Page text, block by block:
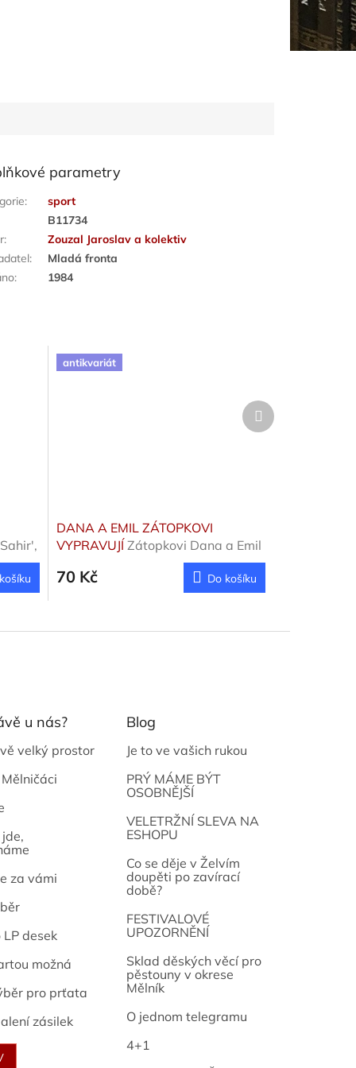
parametry
:
sport
B11734
:
Zouzal Jaroslav a kolektiv
:
Mladá fronta
: 1984
antikvariát
DANA A EMIL ZÁTOPKOVI
VYPRAVUJÍ Zátopkovi Dana a Emil
70 Kč Do košíku
Další
produkt
u nás?
velký prostor
za vámi
desek
možná
pro prťata
zásilek
Blog
Je to ve vašich rukou
PRÝ MÁME BÝT
OSOBNĚJŠÍ
VELETRŽNÍ SLEVA NA
ESHOPU
Co se děje v Želvím
doupěti po zavírací
době?
FESTIVALOVÉ
UPOZORNĚNÍ
Sklad děských věcí pro
pěstouny v okrese
Mělník
O jednom telegramu
4+1